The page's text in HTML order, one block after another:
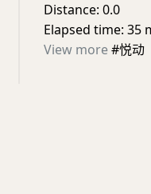
Distance: 0.0
Elapsed time: 35
View more#悦动